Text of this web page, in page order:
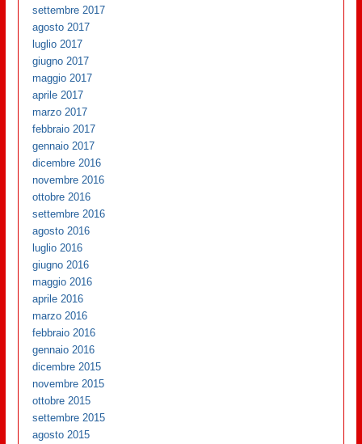
settembre 2017
agosto 2017
luglio 2017
giugno 2017
maggio 2017
aprile 2017
marzo 2017
febbraio 2017
gennaio 2017
dicembre 2016
novembre 2016
ottobre 2016
settembre 2016
agosto 2016
luglio 2016
giugno 2016
maggio 2016
aprile 2016
marzo 2016
febbraio 2016
gennaio 2016
dicembre 2015
novembre 2015
ottobre 2015
settembre 2015
agosto 2015